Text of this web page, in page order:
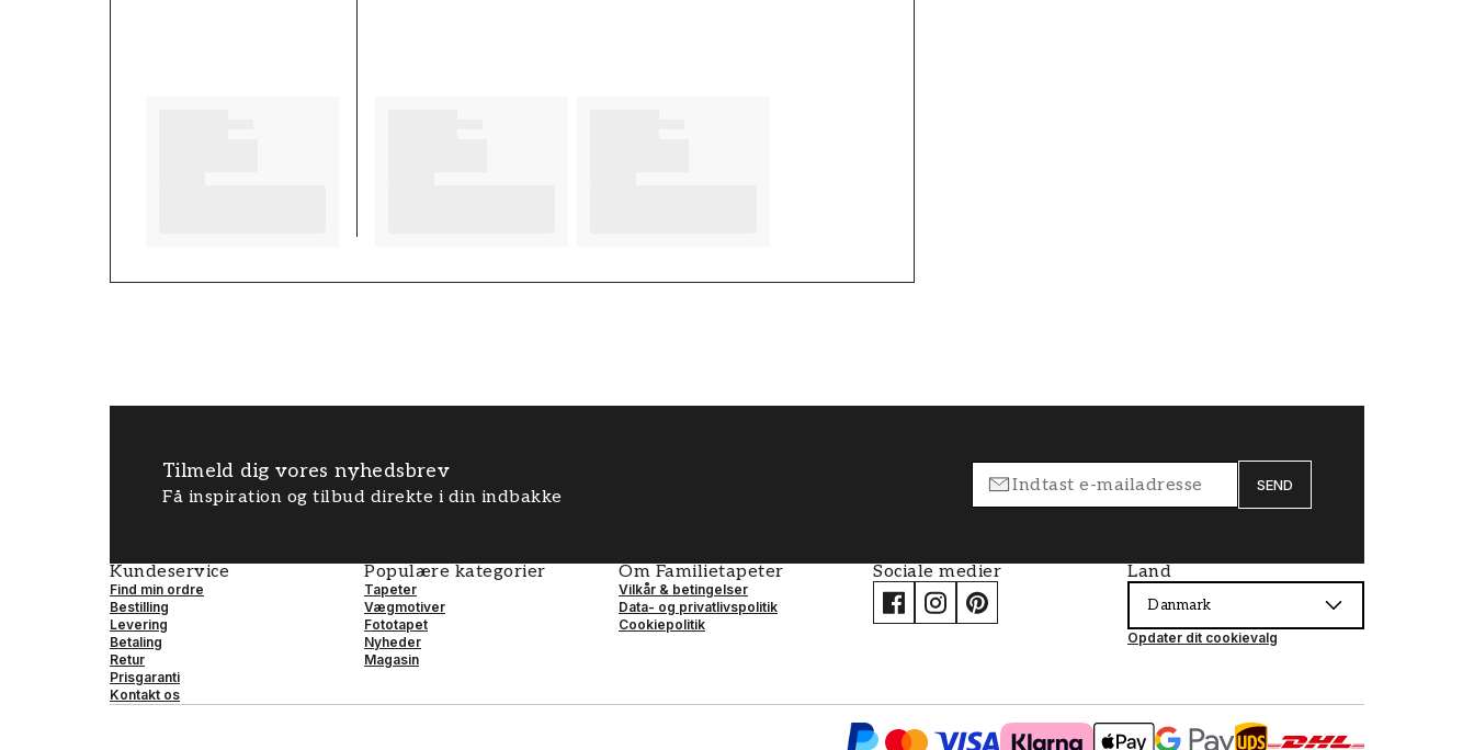
Tilmeld dig vores nyhedsbrev
Få inspiration og tilbud direkte i din indbakke
SEND
Kundeservice
Find min ordre
Bestilling
Levering
Betaling
Retur
Prisgaranti
Kontakt os
Populære kategorier
Tapeter
Vægmotiver
Fototapet
Nyheder
Magasin
Om Familietapeter
Vilkår & betingelser
Data- og privatlivspolitik
Cookiepolitik
Sociale medier Land
Danmark
Opdater dit cookievalg